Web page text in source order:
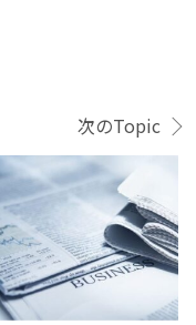
次のTopic